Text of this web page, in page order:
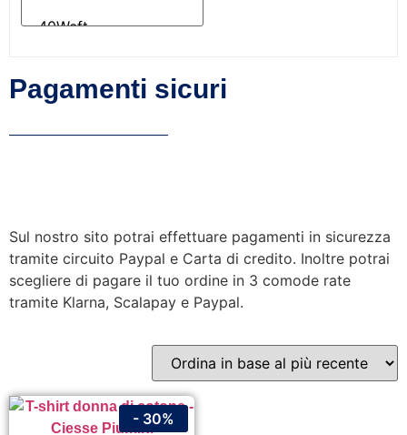
Pagamenti sicuri
Sul nostro sito potrai effettuare pagamenti in sicurezza
tramite circuito Paypal e Carta di credito. Inoltre potrai
scegliere di pagare il tuo ordine in 3 comode rate
tramite Klarna, Scalapay e Paypal.
- 30%